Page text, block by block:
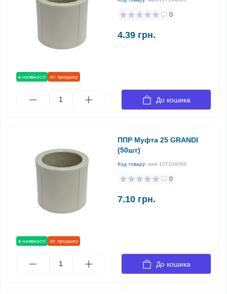
в наявності хіт продажу
0
4.39 грн.
До кошика
в наявності хіт продажу
ППР Муфта 25 GRANDI
(50шт)
Код товару: web-107104066
0
7.10 грн.
До кошика